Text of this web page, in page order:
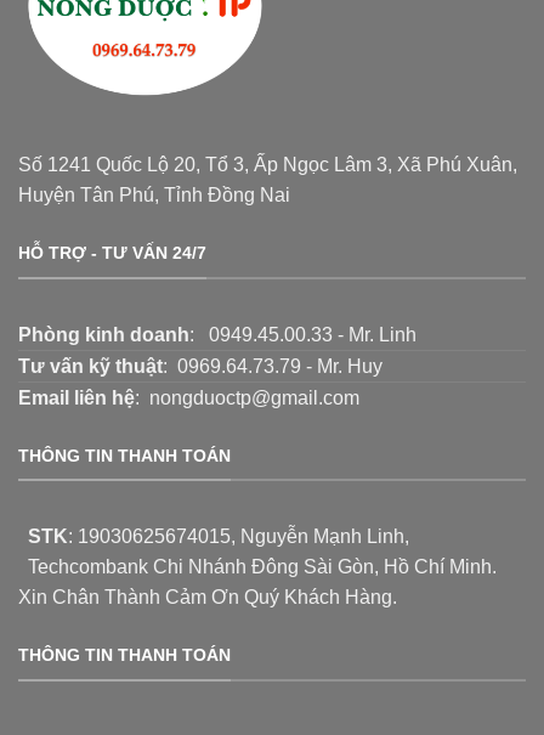
Số 1241 Quốc Lộ 20, Tổ 3, Ấp Ngọc Lâm 3, Xã Phú Xuân,
Huyện Tân Phú, Tỉnh Đồng Nai
HỖ TRỢ - TƯ VẤN 24/7
Phòng kinh doanh: 0949.45.00.33 - Mr. Linh
Tư vấn kỹ thuật: 0969.64.73.79 - Mr. Huy
Email liên hệ: nongduoctp@gmail.com
THÔNG TIN THANH TOÁN
STK: 19030625674015, Nguyễn Mạnh Linh,
Techcombank Chi Nhánh Đông Sài Gòn, Hồ Chí Minh.
Xin Chân Thành Cảm Ơn Quý Khách Hàng.
THÔNG TIN THANH TOÁN